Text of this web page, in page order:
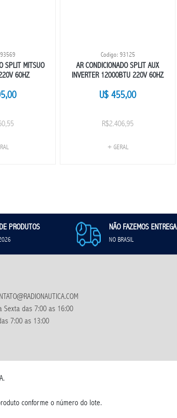
SPLIT MITSUO
60HZ
Codigo: 93125
AR CONDICIONADO SPLIT AUX
INVERTER 12000BTU 220V 60HZ
U$ 455,00
R$2.406,95
+ GERAL
PRODUTOS NÃO FAZEMOS ENTREGA
NO BRASIL
Sexta das 7:00 as 16:00
7:00 as 13:00
conforme o número do lote.